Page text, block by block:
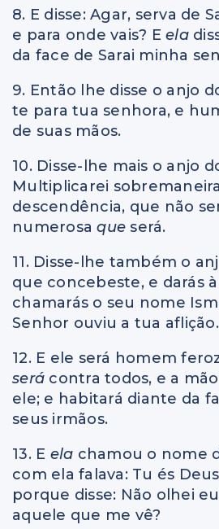
8. E disse: Agar, serva de
e para onde vais? E ela
da face de Sarai minha
9. Então lhe disse o anjo
te para tua senhora, e
de suas mãos.
10. Disse-lhe mais o anjo
Multiplicarei
descendência, que não
numerosaqueserá.
11. Disse-lhe também o
que concebeste, e darás
chamarás o seu nome
Senhor ouviu a tua aflição.
12. E ele será homem
será contra todos, e a
ele; e habitará diante da
seus irmãos.
13. E ela chamou o nome
com ela falava: Tu és
porque disse: Não olhei
aquele que me vê?